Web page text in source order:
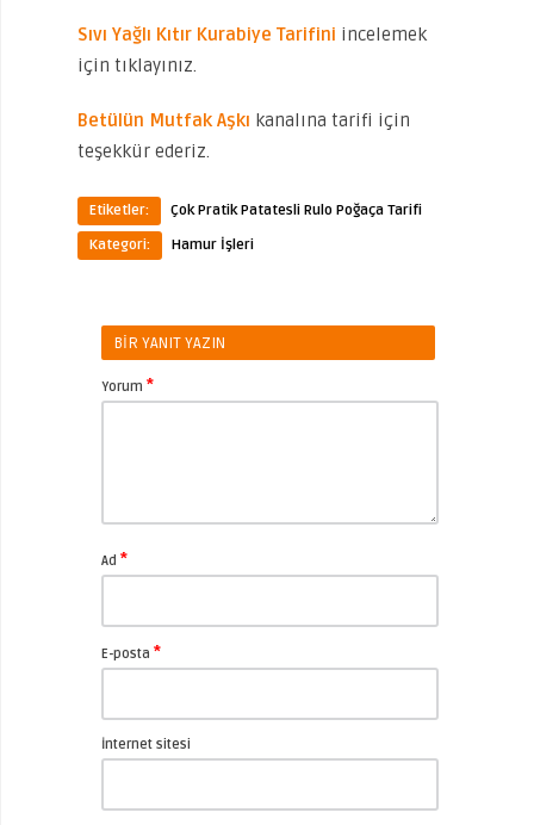
Sıvı Yağlı Kıtır Kurabiye Tarifini incelemek
için tıklayınız.
Betülün Mutfak Aşkı kanalına tarifi için
teşekkür ederiz.
Etiketler:
Çok Pratik Patatesli Rulo Poğaça Tarifi
Kategori:
Hamur İşleri
BIR YANIT YAZIN
Yorum *
Ad *
E-posta *
İnternet sitesi